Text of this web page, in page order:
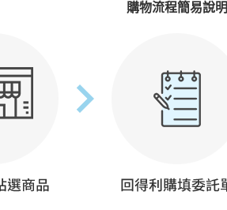
購物流程簡易說明